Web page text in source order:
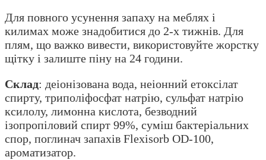
Для повного усунення запаху на меблях і
килимах може знадобитися до 2-х тижнів. Для
плям, що важко вивести, використовуйте жорстку
щітку і залиште піну на 24 години.
Склад: деіонізована вода, неіонний етоксілат
спирту, триполіфосфат натрію, сульфат натрію
ксилолу, лимонна кислота, безводний
ізопропіловий спирт 99%, суміш бактеріальних
спор, поглинач запахів Flexisorb OD-100,
ароматизатор.